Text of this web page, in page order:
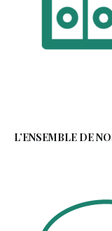
L’ENSEMBLE DE